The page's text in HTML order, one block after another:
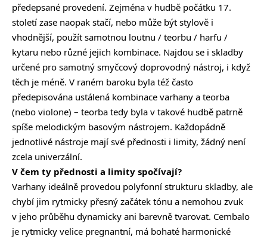
předepsané provedení. Zejména v hudbě počátku 17.
století zase naopak stačí, nebo může být stylově i
vhodnější, použít samotnou loutnu / teorbu / harfu /
kytaru nebo různé jejich kombinace. Najdou se i skladby
určené pro samotný smyčcový doprovodný nástroj, i když
těch je méně. V raném baroku byla též často
předepisována ustálená kombinace varhany a teorba
(nebo violone) – teorba tedy byla v takové hudbě patrně
spíše melodickým basovým nástrojem. Každopádně
jednotlivé nástroje mají své přednosti i limity, žádný není
zcela univerzální.
V čem ty přednosti a limity spočívají?
Varhany ideálně provedou polyfonní strukturu skladby, ale
chybí jim rytmicky přesný začátek tónu a nemohou zvuk
v jeho průběhu dynamicky ani barevně tvarovat. Cembalo
je rytmicky velice pregnantní, má bohaté harmonické